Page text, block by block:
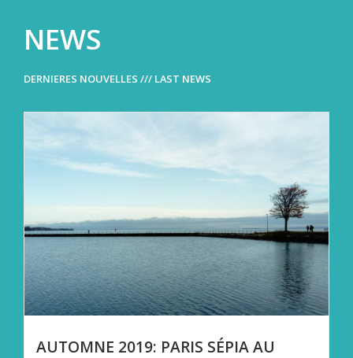
NEWS
DERNIERES NOUVELLES /// LAST NEWS
AUTOMNE 2019: PARIS SÉPIA AU